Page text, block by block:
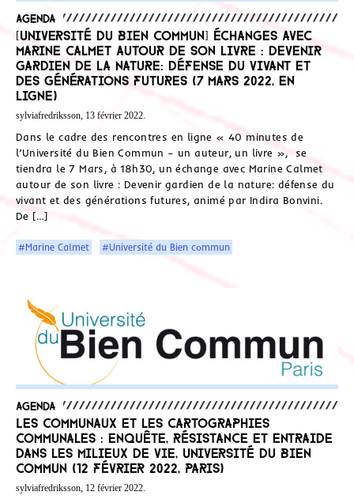
Agenda
[Université du Bien Commun] Échanges avec
Marine Calmet autour de son livre : Devenir
gardien de la nature: défense du vivant et
des générations futures (7 mars 2022, en
ligne)
sylviafredriksson, 13 février 2022.
Dans le cadre des rencontres en ligne « 40 minutes de
l’Université du Bien Commun – un auteur, un livre », se
tiendra le 7 Mars, à 18h30, un échange avec Marine Calmet
autour de son livre : Devenir gardien de la nature: défense du
vivant et des générations futures, animé par Indira Bonvini.
De […]
#Marine Calmet #Université du Bien commun
Agenda
Les Communaux et les cartographies
communales : enquête, résistance et entraide
dans les milieux de vie, Université du Bien
Commun (12 février 2022, Paris)
sylviafredriksson, 12 février 2022.